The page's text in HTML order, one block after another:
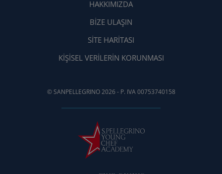
HAKKIMIZDA
BIZE ULAŞIN
SİTE HARİTASI
KIŞISEL VERILERIN KORUNMASI
© SANPELLEGRINO 2026 - P. IVA 00753740158